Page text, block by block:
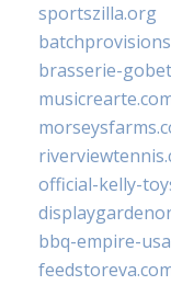
sportszilla.org
brasserie-
official-kelly-
bbq-empire-